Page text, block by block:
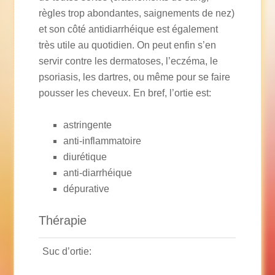
règles trop abondantes, saignements de nez)
et son côté antidiarrhéique est également
très utile au quotidien. On peut enfin s’en
servir contre les dermatoses, l’eczéma, le
psoriasis, les dartres, ou même pour se faire
pousser les cheveux. En bref, l’ortie est:
astringente
anti-inflammatoire
diurétique
anti-diarrhéique
dépurative
Thérapie
Suc d’ortie: